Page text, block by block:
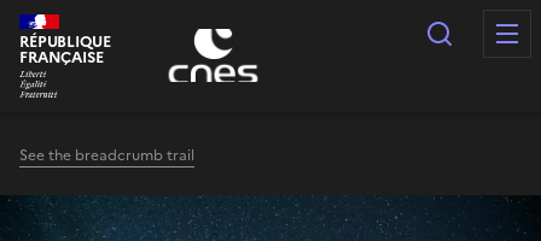
Cookies management panel
RÉPUBLIQUE
FRANÇAISE
Search
See the breadcrumb trail